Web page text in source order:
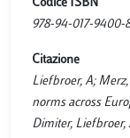
Codice ISBN
978-94-017-9400-8
Citazione
Liefbroer, A;
norms across
Dimiter, Liefbroer,